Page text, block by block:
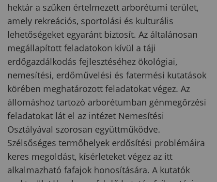
hektár a szűken értelmezett arborétumi terület,
amely rekreációs, sportolási és kulturális
lehetőségeket egyaránt biztosít. Az általánosan
megállapított feladatokon kívül a táji
erdőgazdálkodás fejlesztéséhez ökológiai,
nemesítési, erdőművelési és fatermési kutatások
körében meghatározott feladatokat végez. Az
állomáshoz tartozó arborétumban génmegőrzési
feladatokat lát el az intézet Nemesítési
Osztályával szorosan együttműködve.
Szélsőséges termőhelyek erdősítési problémáira
keres megoldást, kísérleteket végez az itt
alkalmazható fafajok honosítására. A kutatók